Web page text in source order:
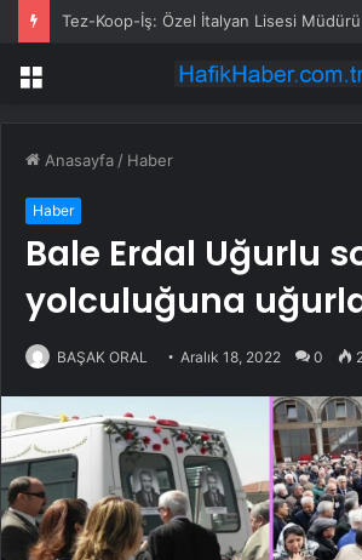
Menü
Anasayfa / Haber
Haber
Bale Erdal Uğurlu
yolculuğuna
BAŞAK ORAL Aralık 18, 2022 0